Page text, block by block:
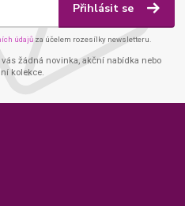
Přihlásit se
údajů za účelem rozesílky newsletteru.
žádná novinka, akční nabídka nebo
kolekce.